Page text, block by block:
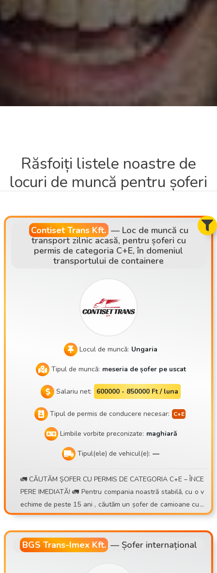
Răsfoiți listele noastre de
locuri de muncă pentru șoferi
Contiset Trans Kft.— Loc de muncă cu
transport zilnic acasă, pentru șoferi cu
permis de categoria C+E, în domeniul
transportului de containere
Locul de muncă: Ungaria
Tipul de muncă: meseria de șofer pe uscat
Salariu net: 600000 - 850000 Ft / luna
Tipul de permis de conducere necesar:
Limbile vorbite preconizate: maghiară
Tipul(ele) de vehicul(e): —
🚛 CĂUTĂM ȘOFER CU PERMIS DE CATEGORIA C+E – ÎNCE
PERE IMEDIATĂ! 🚛 Pentru compania noastră stabilă, cu o v
echime de peste 15 ani , căutăm un șofer de camioane cu r
emorcă pentru containere , cu program de lucru zilnic sau s
ăptămânal . 💰 Ce oferim: • Posibilitatea unui venit de 30.00
0 – 40.000 Ft/zi • Sistem de prime bazat pe numărul de curs
e • Indemnizație zilnică suplimentară pentru transporturi int
BGS Trans-Imex Kft. — Șofer internațional